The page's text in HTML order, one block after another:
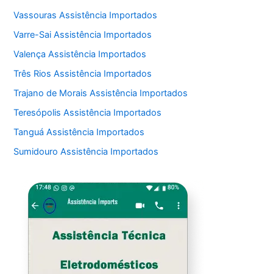
Vassouras Assistência Importados
Varre-Sai Assistência Importados
Valença Assistência Importados
Três Rios Assistência Importados
Trajano de Morais Assistência Importados
Teresópolis Assistência Importados
Tanguá Assistência Importados
Sumidouro Assistência Importados